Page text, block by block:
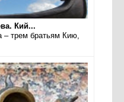
Кий...
– трем братьям Кию,